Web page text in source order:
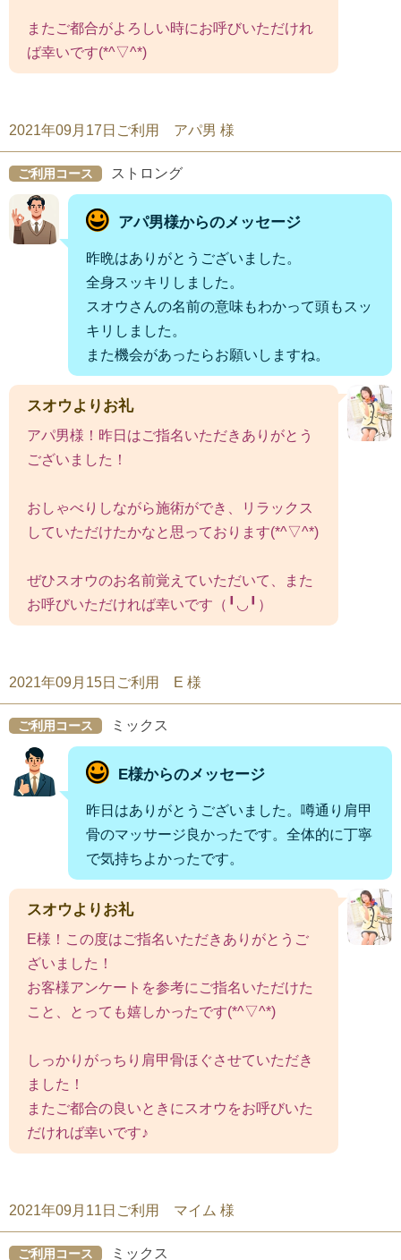
またご都合がよろしい時にお呼びいただけれ
ば幸いです(*^▽^*)
2021年09月17日ご利用 アパ男 様
ご利用コース ストロング
アパ男様からのメッセージ
昨晩はありがとうございました。
全身スッキリしました。
スオウさんの名前の意味もわかって頭もスッ
キリしました。
また機会があったらお願いしますね。
スオウよりお礼
アパ男様！昨日はご指名いただきありがとう
ございました！
おしゃべりしながら施術ができ、リラックス
していただけたかなと思っております(*^▽^*)
ぜひスオウのお名前覚えていただいて、また
お呼びいただければ幸いです（╹◡╹）
2021年09月15日ご利用 E 様
ご利用コース ミックス
E様からのメッセージ
昨日はありがとうございました。噂通り肩甲
骨のマッサージ良かったです。全体的に丁寧
で気持ちよかったです。
スオウよりお礼
E様！この度はご指名いただきありがとうご
ざいました！
お客様アンケートを参考にご指名いただけた
こと、とっても嬉しかったです(*^▽^*)
しっかりがっちり肩甲骨ほぐさせていただき
ました！
またご都合の良いときにスオウをお呼びいた
だければ幸いです♪
2021年09月11日ご利用 マイム 様
ご利用コース ミックス